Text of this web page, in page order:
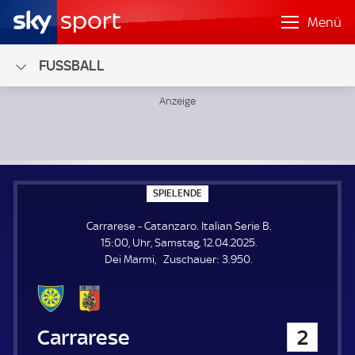
Menü
FUSSBALL
SPIELENDE
P
E
L
E
N
Carrarese - Catanzaro. Italian Serie B.
15:00, Uhr, Samstag, 12.04.2025.
Dei Marmi
Zuschauer: Z
3.950.
Carrarese 2